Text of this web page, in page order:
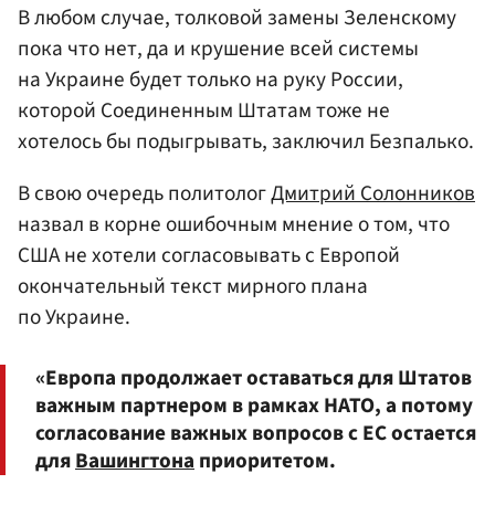
В любом случае, толковой замены Зеленскому
пока что нет, да и крушение всей системы
на Украине будет только на руку России,
которой Соединенным Штатам тоже не
хотелось бы подыгрывать, заключил Безпалько.
В свою очередь политологДмитрий Солонников
назвал в корне ошибочным мнение о том, что
США не хотели согласовывать с Европой
окончательный текст мирного плана
по Украине.
«Европа продолжает оставаться для Штатов
важным партнером в рамках НАТО, а потому
согласование важных вопросов с ЕС остается
дляВашингтонаприоритетом.